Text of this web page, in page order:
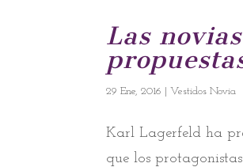
Las
29 Ene, 2016 |Vestidos Novia
Karl Lagerfeld ha
que los